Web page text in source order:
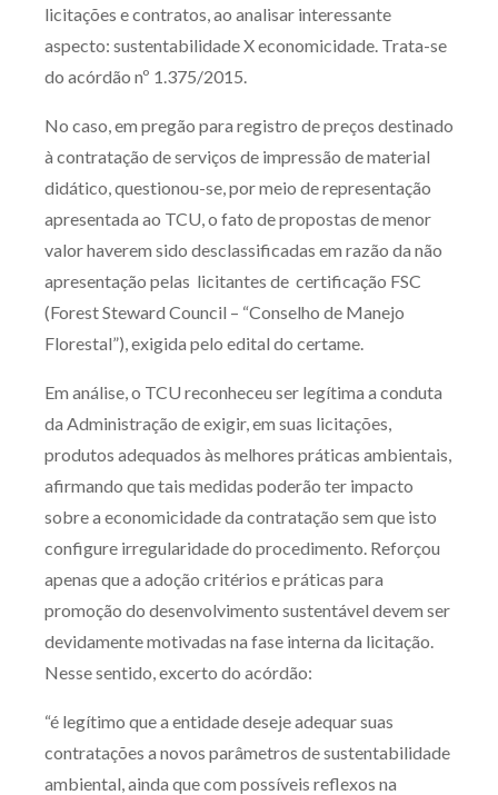
Zênite in Company
Diferenciais
Receba por RSS
Av. Sete de Setembro, 4698
Batel Curitiba/PR CEP 80240-000
Telefone (41) 2109-8666
licitações e contratos, ao analisar interessante
aspecto: sustentabilidade X economicidade. Trata-se
do acórdão nº 1.375/2015.
No caso, em pregão para registro de preços destinado
à contratação de serviços de impressão de material
didático, questionou-se, por meio de representação
apresentada ao TCU, o fato de propostas de menor
valor haverem sido desclassificadas em razão da não
apresentação pelas licitantes de certificação FSC
(Forest Steward Council – “Conselho de Manejo
Florestal”), exigida pelo edital do certame.
Em análise, o TCU reconheceu ser legítima a conduta
da Administração de exigir, em suas licitações,
produtos adequados às melhores práticas ambientais,
afirmando que tais medidas poderão ter impacto
sobre a economicidade da contratação sem que isto
configure irregularidade do procedimento. Reforçou
apenas que a adoção critérios e práticas para
promoção do desenvolvimento sustentável devem ser
devidamente motivadas na fase interna da licitação.
Nesse sentido, excerto do acórdão:
“é legítimo que a entidade deseje adequar suas
contratações a novos parâmetros de sustentabilidade
ambiental, ainda que com possíveis reflexos na